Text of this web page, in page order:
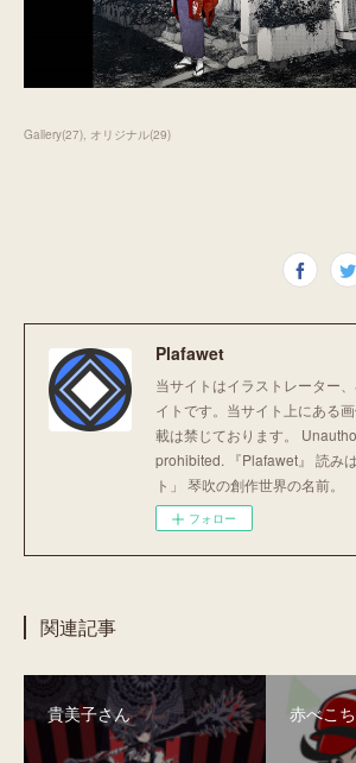
Gallery(27) オリジナル(29)
Plafawet
当サイトはイラストレーター
イトです。 ​​​当サイト上にある
載は禁じております。
prohibited. 『Plafawet』 読み
ト」 琴吹の創作世界の名前。
フォロー
関連記事
貴美子さん 赤べこ